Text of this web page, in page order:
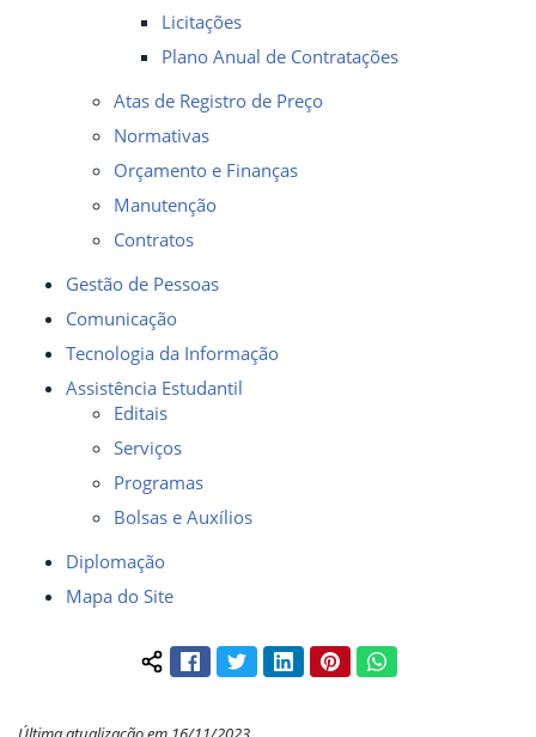
Licitações
Plano Anual de Contratações
Atas de Registro de Preço
Normativas
Orçamento e Finanças
Manutenção
Contratos
Gestão de Pessoas
Comunicação
Tecnologia da Informação
Assistência Estudantil
Editais
Serviços
Programas
Bolsas e Auxílios
Diplomação
Mapa do Site
Compartilhar conteúdo:
FacebookTwitterLinkedInPinterestWhatsApp